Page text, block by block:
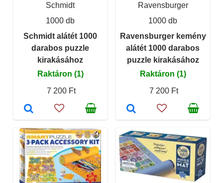
Schmidt
1000 db
Schmidt alátét 1000
darabos puzzle
kirakásához
Raktáron (1)
7 200 Ft
Ravensburger
1000 db
Ravensburger kemény
alátét 1000 darabos
puzzle kirakásához
Raktáron (1)
7 200 Ft